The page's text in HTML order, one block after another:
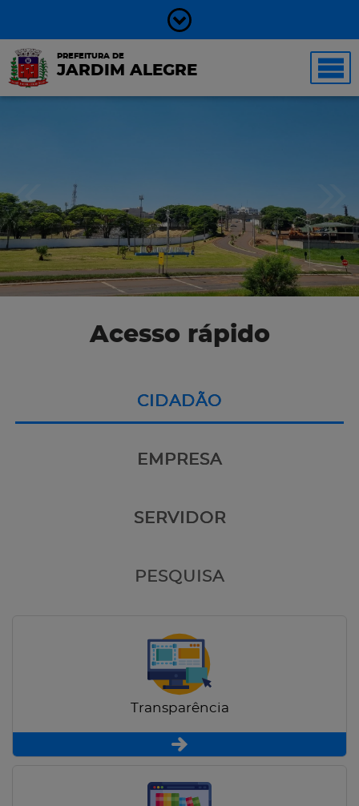
PREFEITURA DE
JARDIM ALEGRE
Acesso rápido
CIDADÃO
EMPRESA
SERVIDOR
PESQUISA
Transparência